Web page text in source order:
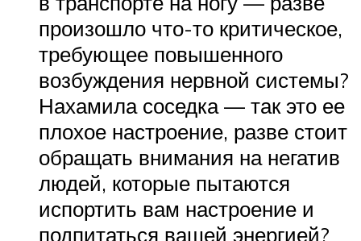
произошло что-то критическое,
требующее повышенного
возбуждения нервной системы?
Нахамила соседка — так это ее
плохое настроение, разве стоит
обращать внимания на негатив
людей, которые пытаются
испортить вам настроение и
подпитаться вашей энергией?